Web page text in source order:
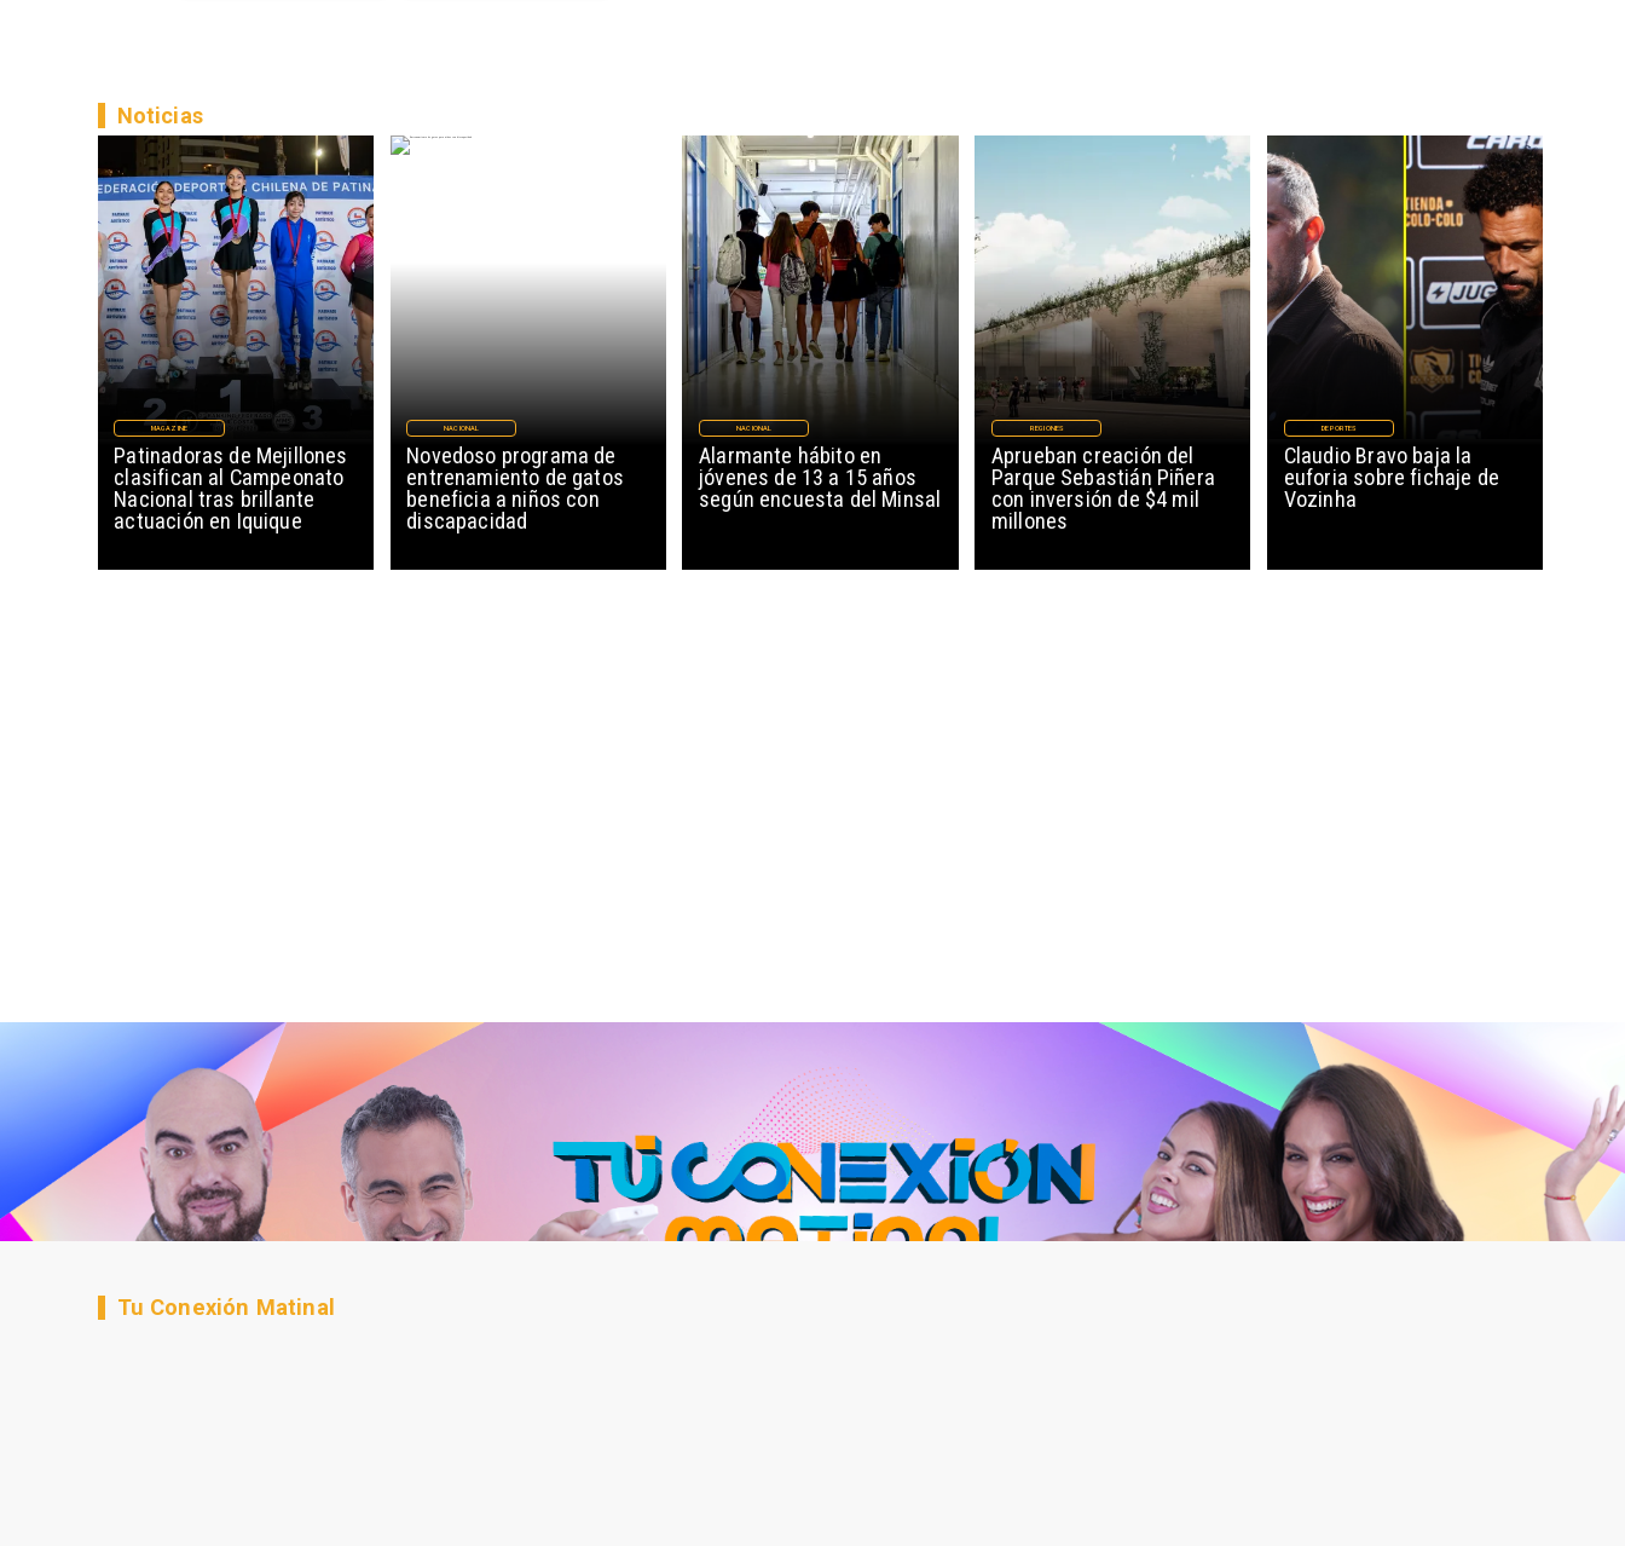
Patinadoras de Mejillones
clasifican al Campeonato
Nacional tras brillante
actuación en Iquique
MAGAZINE
Noticias
Novedoso programa de
entrenamiento de gatos
beneficia a niños con
discapacidad
NACIONAL
Alarmante hábito en
jóvenes de 13 a 15 años
según encuesta del Minsal
NACIONAL
Aprueban creación del
Parque Sebastián Piñera
con inversión de $4 mil
millones
REGIONES
Claudio Bravo baja la
euforia sobre fichaje de
Vozinha
DEPORTES
Tu Conexión Matinal